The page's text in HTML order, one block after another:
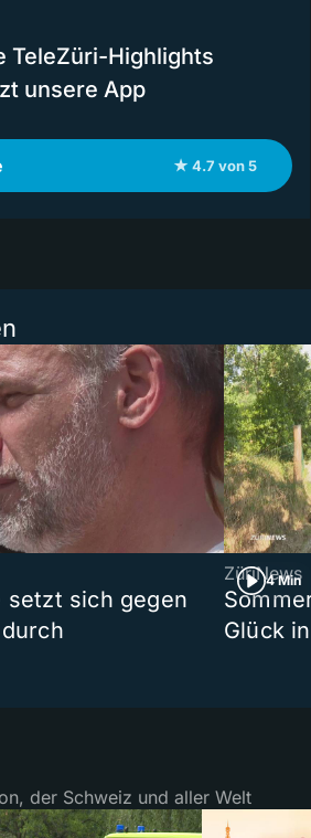
TeleZüri-Highlights
unsere App
★ 4.7 von 5
setzt sich gegen
4 Min
ZüriNews
Glück
der Schweiz und aller Welt